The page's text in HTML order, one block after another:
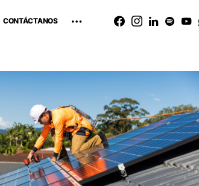
CONTÁCTANOS